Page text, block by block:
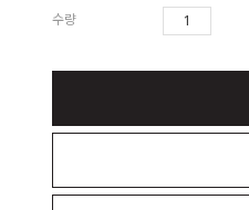
수량